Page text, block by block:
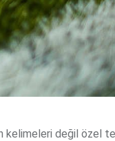
kelimeleri değil özel